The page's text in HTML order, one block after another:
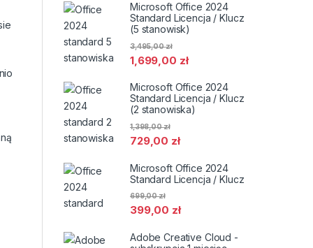
Microsoft Office 2024
Standard Licencja / Klucz
(5 stanowisk)
1,699,00 zł
3,495,00zł
Microsoft Office 2024
Standard Licencja / Klucz
(2 stanowiska)
729,00 zł
1,398,00zł
Microsoft Office 2024
Standard Licencja / Klucz
399,00 zł
699,00zł
Adobe Creative Cloud -